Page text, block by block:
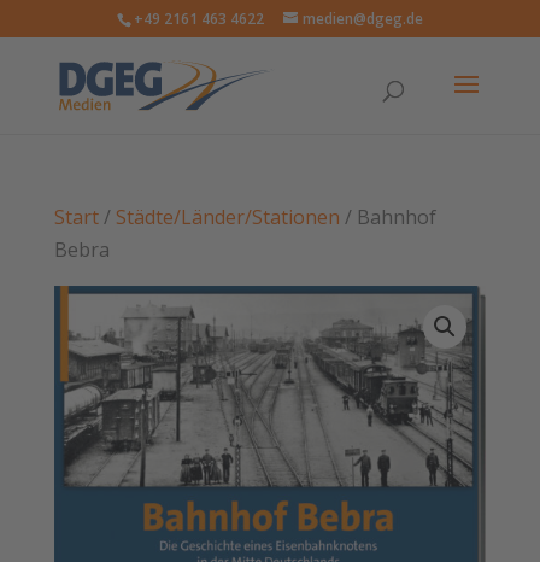
+49 2161 463 4622 medien@dgeg.de
Start/ Städte/Länder/Stationen / Bahnhof
Bebra